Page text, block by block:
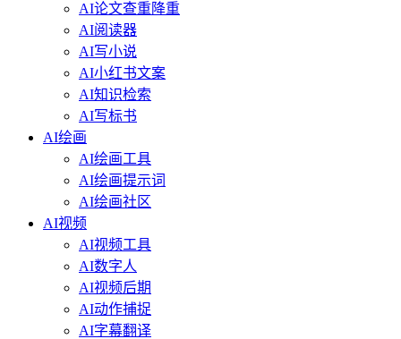
AI论文查重降重
AI阅读器
AI写小说
AI小红书文案
AI知识检索
AI写标书
AI绘画
AI绘画工具
AI绘画提示词
AI绘画社区
AI视频
AI视频工具
AI数字人
AI视频后期
AI动作捕捉
AI字幕翻译